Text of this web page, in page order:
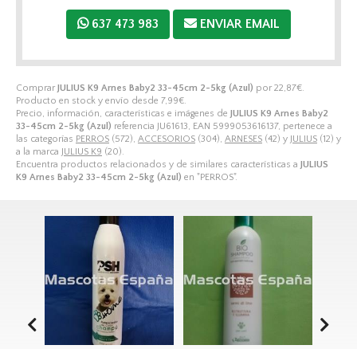
Comprar JULIUS K9 Arnes Baby2 33-45cm 2-5kg (Azul) por 22,87€
Producto en stock y envío desde 7,99€
Precio, información, características e imágenes de JULIUS K9 Arnes Baby2
33-45cm 2-5kg (Azul) referencia JU61613, EAN 5999053616137, pertenece a
las categorías PERROS (572), ACCESORIOS (304), ARNESES (42) y JULIUS (12) y
a la marca JULIUS K9 (20).
Encuentra productos relacionados y de similares características a JULIUS
K9 Arnes Baby2 33-45cm 2-5kg (Azul) en "PERROS".
637 473 983 ENVIAR EMAIL